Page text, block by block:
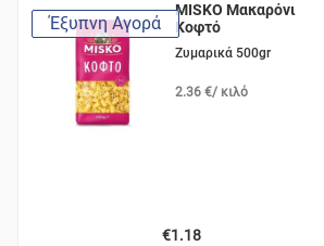
Έξυπνη Αγορά
MISKO Μακαρόνι
Κοφτό
Ζυμαρικά 500gr
2.36 €/ κιλό
€1.18